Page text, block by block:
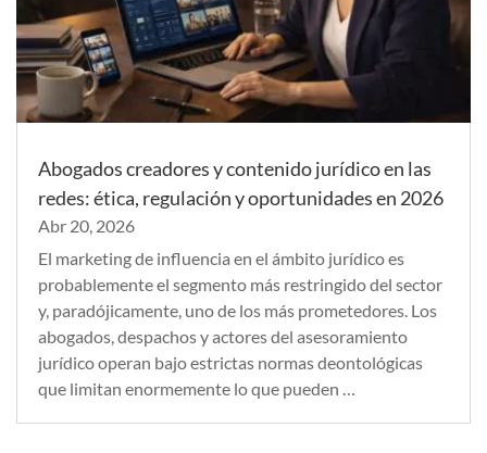
Abogados creadores y contenido jurídico en las
redes: ética, regulación y oportunidades en 2026
Abr 20, 2026
El marketing de influencia en el ámbito jurídico es
probablemente el segmento más restringido del sector
y, paradójicamente, uno de los más prometedores. Los
abogados, despachos y actores del asesoramiento
jurídico operan bajo estrictas normas deontológicas
que limitan enormemente lo que pueden …